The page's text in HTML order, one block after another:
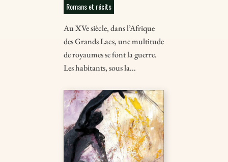
Romans et récits
Au XVe siècle, dans l’Afrique
des Grands Lacs, une multitude
de royaumes se font la guerre.
Les habitants, sous la...